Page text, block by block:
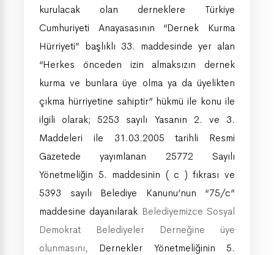
kurulacak olan derneklere Türkiye
Cumhuriyeti Anayasasının “Dernek Kurma
Hürriyeti” başlıklı 33. maddesinde yer alan
“Herkes önceden izin almaksızın dernek
kurma ve bunlara üye olma ya da üyelikten
çıkma hürriyetine sahiptir” hükmü ile konu ile
ilgili olarak; 5253 sayılı Yasanın 2. ve 3.
Maddeleri ile 31.03.2005 tarihli Resmi
Gazetede yayımlanan 25772 Sayılı
Yönetmeliğin 5. maddesinin ( c ) fıkrası ve
5393 sayılı Belediye Kanunu’nun “75/c”
maddesine dayanılarak Belediyemizce Sosyal
Demokrat Belediyeler Derneğine üye
olunmasını, Dernekler Yönetmeliğinin 5.